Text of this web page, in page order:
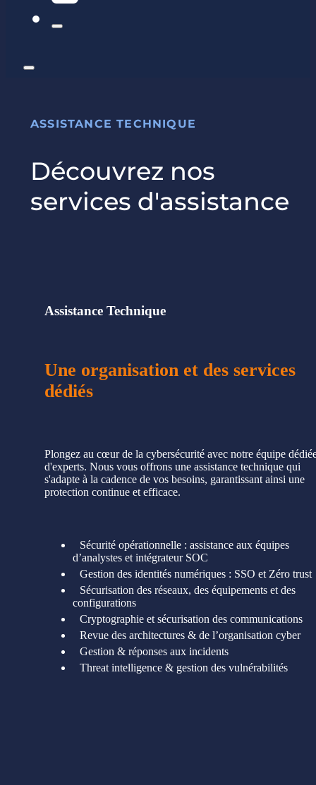
ASSISTANCE TECHNIQUE
Découvrez nos
services d'assistance
Assistance Technique
Une organisation et des services
dédiés
Plongez au cœur de la cybersécurité avec notre équipe
d'experts. Nous vous offrons une assistance technique qui
s'adapte à la cadence de vos besoins, garantissant ainsi une
protection continue et efficace.
Sécurité opérationnelle : assistance aux équipes
d’analystes et intégrateur SOC
Gestion des identités numériques : SSO et Zéro trust
Sécurisation des réseaux, des équipements et des
configurations
Cryptographie et sécurisation des communications
Revue des architectures & de l’organisation cyber
Gestion & réponses aux incidents
Threat intelligence & gestion des vulnérabilités